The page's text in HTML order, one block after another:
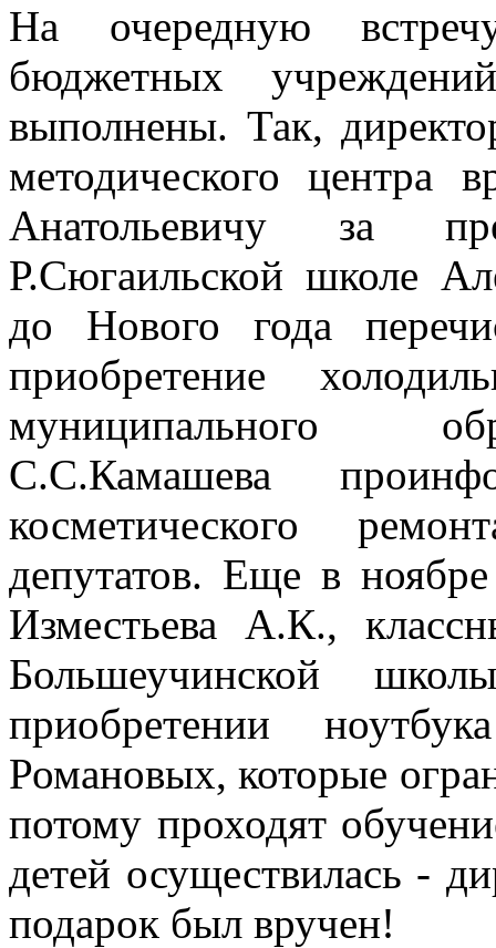
На очередную
бюджетных
выполнены. Так,
методического центра
Анатольевичу за
Р.Сюгаильской школе
до Нового года
приобретение
муниципального
С.С.Камашева
косметического
депутатов. Еще в
Изместьева А.К.,
Большеучинской
приобретении
Романовых, которые
потому проходят
детей осуществилась -
подарок был вручен!